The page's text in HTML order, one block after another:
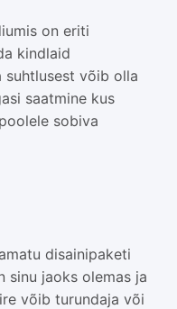
on eriti
kindlaid
suhtlusest võib olla
saatmine kus
sobiva
disainipaketi
sinu jaoks olemas ja
võib turundaja või